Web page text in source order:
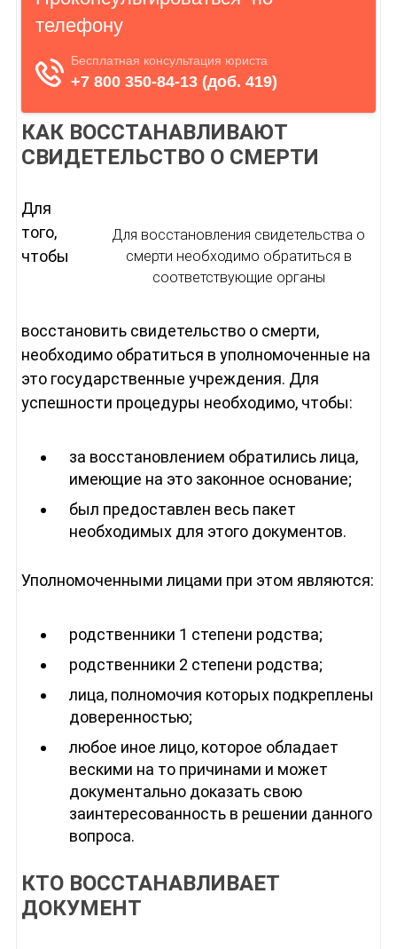
КАК ВОССТАНАВЛИВАЮТ
СВИДЕТЕЛЬСТВО О СМЕРТИ
Для восстановления свидетельства о
смерти необходимо обратиться в
соответствующие органы
Для
того,
чтобы
восстановить свидетельство о смерти,
необходимо обратиться в уполномоченные на
это государственные учреждения. Для
успешности процедуры необходимо, чтобы:
за восстановлением обратились лица,
имеющие на это законное основание;
был предоставлен весь пакет
необходимых для этого документов.
Уполномоченными лицами при этом являются:
родственники 1 степени родства;
родственники 2 степени родства;
лица, полномочия которых подкреплены
доверенностью;
любое иное лицо, которое обладает
вескими на то причинами и может
документально доказать свою
заинтересованность в решении данного
вопроса.
КТО ВОССТАНАВЛИВАЕТ
ДОКУМЕНТ